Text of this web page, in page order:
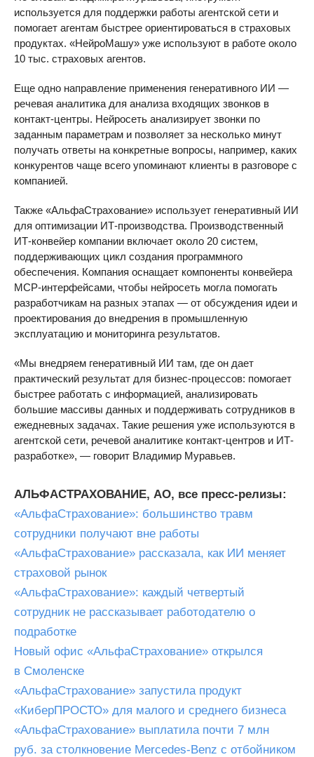
используется для поддержки работы агентской сети и
помогает агентам быстрее ориентироваться в страховых
продуктах. «НейроМашу» уже используют в работе около
10 тыс. страховых агентов.
Еще одно направление применения генеративного ИИ —
речевая аналитика для анализа входящих звонков в
контакт-центры. Нейросеть анализирует звонки по
заданным параметрам и позволяет за несколько минут
получать ответы на конкретные вопросы, например, каких
конкурентов чаще всего упоминают клиенты в разговоре с
компанией.
Также «АльфаСтрахование» использует генеративный ИИ
для оптимизации ИТ-производства. Производственный
ИТ-конвейер компании включает около 20 систем,
поддерживающих цикл создания программного
обеспечения. Компания оснащает компоненты конвейера
MCP-интерфейсами, чтобы нейросеть могла помогать
разработчикам на разных этапах — от обсуждения идеи и
проектирования до внедрения в промышленную
эксплуатацию и мониторинга результатов.
«Мы внедряем генеративный ИИ там, где он дает
практический результат для бизнес-процессов: помогает
быстрее работать с информацией, анализировать
большие массивы данных и поддерживать сотрудников в
ежедневных задачах. Такие решения уже используются в
агентской сети, речевой аналитике контакт-центров и ИТ-
разработке», — говорит Владимир Муравьев.​
АЛЬФАСТРАХОВАНИЕ, АО, все пресс-релизы:
«АльфаСтрахование»: большинство травм
сотрудники получают вне работы
«АльфаСтрахование» рассказала, как ИИ меняет
страховой рынок
«АльфаСтрахование»: каждый четвертый
сотрудник не рассказывает работодателю о
подработке
Новый офис «АльфаСтрахование» открылся
в Смоленске
«АльфаСтрахование» запустила продукт
«КиберПРОСТО» для малого и среднего бизнеса
«АльфаСтрахование» выплатила почти 7 млн
руб. за столкновение Mercedes-Benz с отбойником